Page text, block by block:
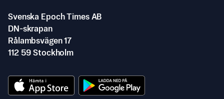
Svenska Epoch Times AB
DN-skrapan
Rålambsvägen 17
112 59 Stockholm